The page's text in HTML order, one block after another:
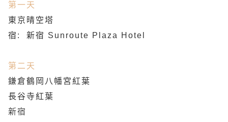
第一天
東京晴空塔
宿: 新宿 Sunroute Plaza Hotel
第二天
鎌倉鶴岡八幡宮紅葉
長谷寺紅葉
新宿